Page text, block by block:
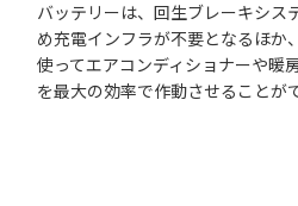
バッテリーは、回生ブレーキシス
め充電インフラが不要となるほか
使ってエアコンディショナーや暖
を最大の効率で作動させることが